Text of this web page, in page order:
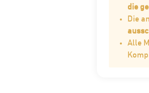
die
Die
Alle